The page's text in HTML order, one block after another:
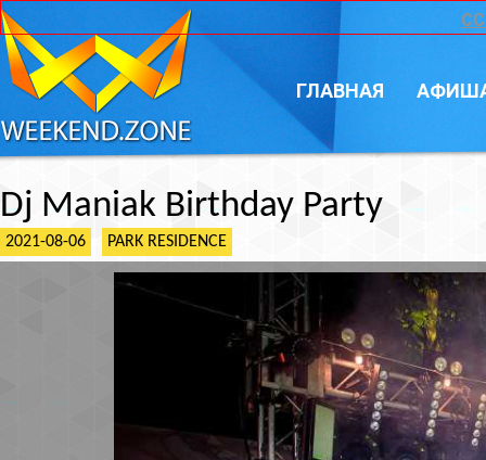
ГЛАВНАЯ
Dj Maniak Birthday Party
2021-08-06 PARK RESIDENCE